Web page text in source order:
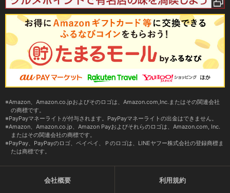
Amazon、Amazon.co.jpおよびそのロゴは、Amazon.com,Inc.またはその関連会社
の商標です。
PayPayマネーライトが付与されます。PayPayマネーライトの出金はできません。
Amazon、Amazon.co.jp、Amazon Payおよびそれらのロゴは、Amazon.com, Inc.
またはその関連会社の商標です。
PayPay、PayPayのロゴ、ペイペイ、Ｐのロゴは、LINEヤフー株式会社の登録商標ま
たは商標です。
会社概要 利用規約